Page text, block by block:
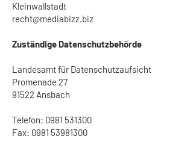
Kleinwallstadt
recht@mediabizz.biz
Zuständige Datenschutzbehörde
Landesamt für Datenschutzaufsicht
Promenade 27
91522 Ansbach
Telefon: 0981 531300
Fax: 0981 53981300